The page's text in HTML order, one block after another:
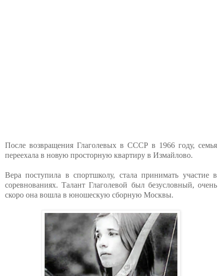
После возвращения Глаголевых в СССР в 1966 году, семья
переехала в новую просторную квартиру в Измайлово.
Вера поступила в спортшколу, стала принимать участие в
соревнованиях. Талант Глаголевой был безусловный, очень
скоро она вошла в юношескую сборную Москвы.